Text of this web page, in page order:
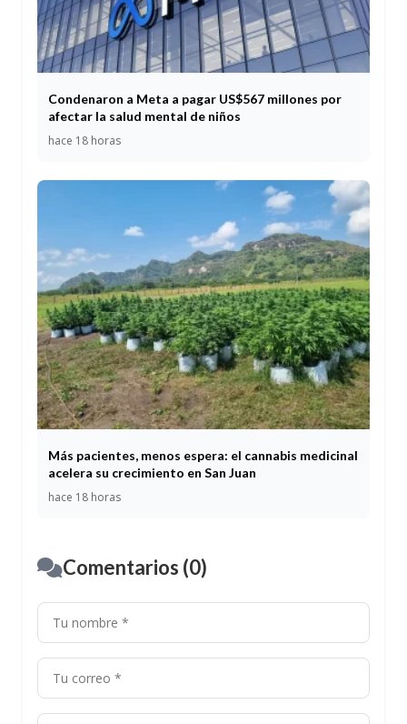
Condenaron a Meta a pagar US$567 millones por
afectar la salud mental de niños
hace 18 horas
Más pacientes, menos espera: el cannabis medicinal
acelera su crecimiento en San Juan
hace 18 horas
Comentarios (0)